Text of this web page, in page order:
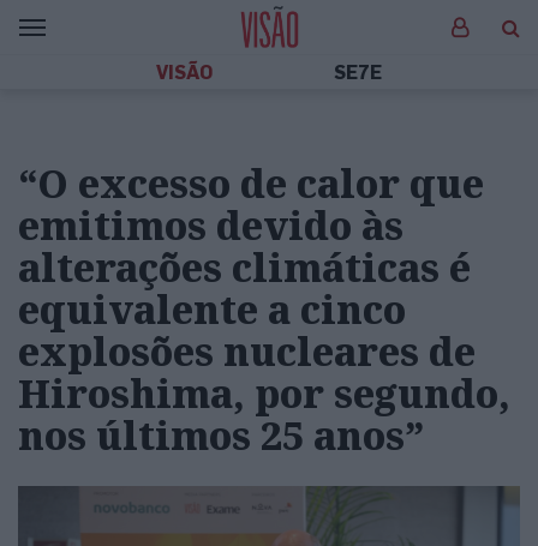
VISÃO SE7E
“O excesso de calor que
emitimos devido às
alterações climáticas é
equivalente a cinco
explosões nucleares de
Hiroshima, por segundo,
nos últimos 25 anos”